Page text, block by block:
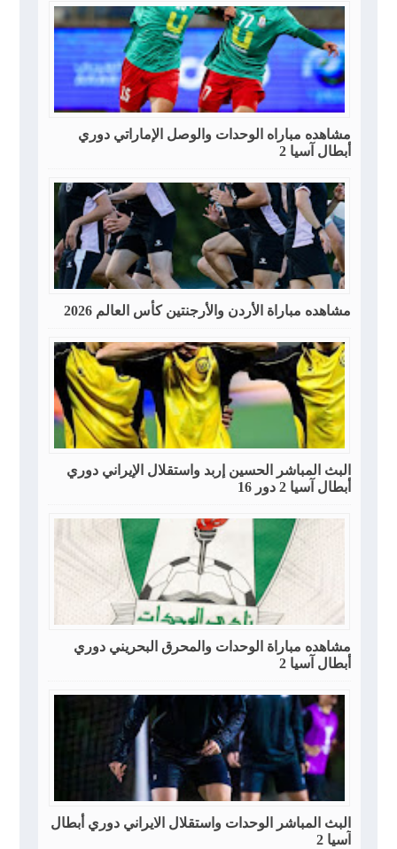
مشاهده مباراه الوحدات والوصل الإماراتي دوري
أبطال آسيا 2
مشاهده مباراة الأردن والأرجنتين كأس العالم 2026
البث المباشر الحسين إربد واستقلال الإيراني دوري
أبطال آسيا 2 دور 16
مشاهده مباراة الوحدات والمحرق البحريني دوري
أبطال آسيا 2
البث المباشر الوحدات واستقلال الايراني دوري أبطال
آسيا 2